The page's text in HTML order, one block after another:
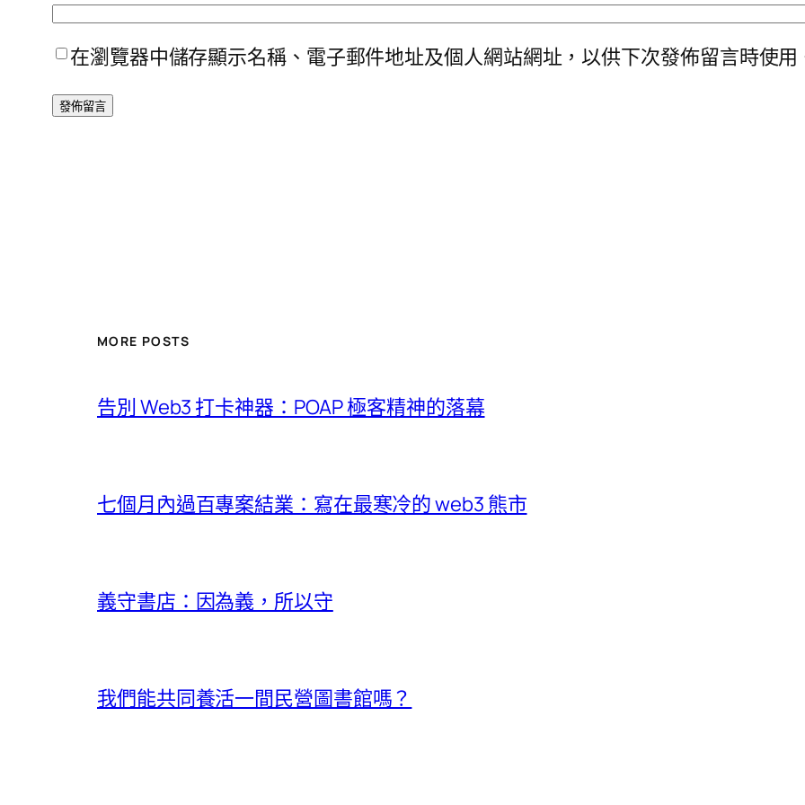
在瀏覽器中儲存顯示名稱、電子郵件地址及個人網站網址，以供下次發佈留言時使用
MORE POSTS
告別 Web3 打卡神器：POAP 極客精神的落幕
七個月內過百專案結業：寫在最寒冷的 web3 熊市
義守書店：因為義，所以守
我們能共同養活一間民營圖書館嗎？